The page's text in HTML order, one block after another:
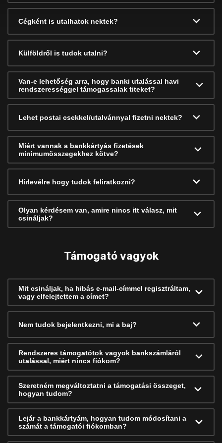
Cégként is utalhatok nektek?
Külföldről is tudok utalni?
Van-e lehetőség arra, hogy banki utalással havi
rendszerességgel támogassalak titeket?
Lehet postai csekkel/utalvánnyal fizetni nektek?
Miért vannak a bankkártyás fizetések
minimumösszegekhez kötve?
Hírlevélre hogy tudok feliratkozni?
Olyan kérdésem van, amire nincs itt válasz, mit
csináljak?
Támogató vagyok
Mit csináljak, ha hibás e-mail-címmel regisztráltam,
vagy elfelejtettem a címet?
Nem tudok bejelentkezni, mi a baj?
Rendszeres támogatótok vagyok bankszámláról
utalással, miért nincs fiókom?
Szeretném megváltoztatni a támogatási összeget,
hogyan tudom?
Lejár a bankkártyám, hogyan tudom módosítani a
számát a támogatói fiókomban?